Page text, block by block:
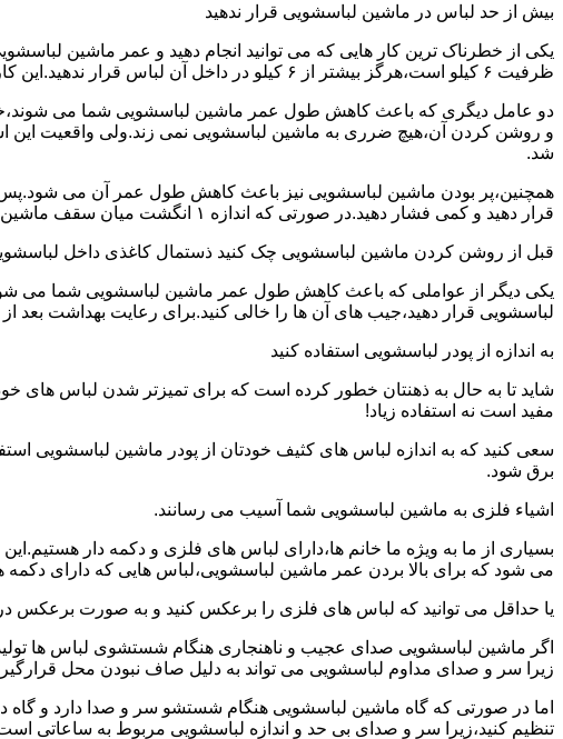
بیش از حد لباس در ماشین لباسشویی قرار ندهید
یکی از خطرناک ترین کار هایی که می توانید انجام دهید و عمر ماشین
ظرفیت ۶ کیلو است،هرگز بیشتر از ۶ کیلو در داخل آن لباس قرار ندهید.این کار باعث می شود که عمر ماشین لباسشویی شما به شدت افزایش پیدا کند.
دو عامل دیگری که باعث کاهش طول عمر ماشین لباسشویی شما می
و روشن کردن آن،هیچ ضرری به ماشین لباسشویی نمی زند.ولی واقعیت
شد.
همچنین،پر بودن ماشین لباسشویی نیز باعث کاهش طول عمر آن می شود.پس
قرار دهید و کمی فشار دهید.در صورتی که اندازه ۱ انگشت میان سقف ماشین لباسشویی و لباس ها وجود داشت،دیگر نباید ماشین لباسشویی را پر کنید.
قبل از روشن کردن ماشین لباسشویی چک کنید ذستمال کاغذی داخل
یکی دیگر از عواملی که باعث کاهش طول عمر ماشین لباسشویی شما می شود
لباسشویی قرار دهید،جیب های آن ها را خالی کنید.برای رعایت بهداشت بعد
به اندازه از پودر لباسشویی استفاده کنید
شاید تا به حال به ذهنتان خطور کرده است که برای تمیزتر شدن لباس های
مفید است نه استفاده زیاد!
سعی کنید که به اندازه لباس های کثیف خودتان از پودر ماشین لباسشویی
برق شود.
اشیاء فلزی به ماشین لباسشویی شما آسیب می رسانند.
بسیاری از ما به ویژه ما خانم ها،دارای لباس های فلزی و دکمه دار
می شود که برای بالا بردن عمر ماشین لباسشویی،لباس هایی که دارای دکمه
یا حداقل می توانید که لباس های فلزی را برعکس کنید و به صورت برعکس
اگر ماشین لباسشویی صدای عجیب و ناهنجاری هنگام شستشوی لباس ها
زیرا سر و صدای مداوم لباسشویی می تواند به دلیل صاف نبودن محل
اما در صورتی که گاه ماشین لباسشویی هنگام شستشو سر و صدا دارد و
تنظیم کنید،زیرا سر و صدای بی حد و اندازه لباسشویی مربوط به